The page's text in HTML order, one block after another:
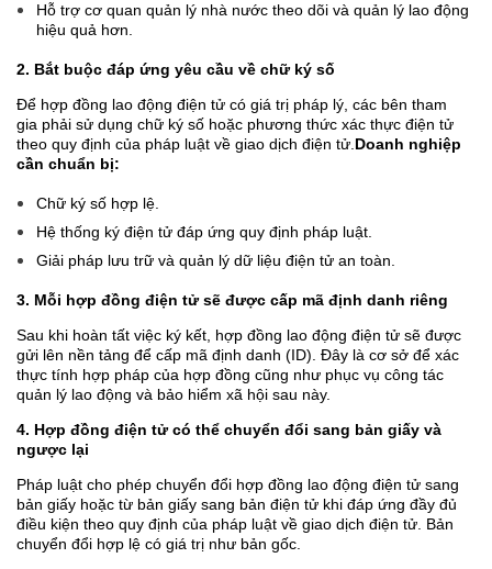
Hỗ trợ cơ quan quản lý nhà nước theo dõi và quản lý lao động
hiệu quả hơn.
2. Bắt buộc đáp ứng yêu cầu về chữ ký số
Để hợp đồng lao động điện tử có giá trị pháp lý, các bên tham
gia phải sử dụng chữ ký số hoặc phương thức xác thực điện tử
theo quy định của pháp luật về giao dịch điện tử. Doanh nghiệp
cần chuẩn bị:
Chữ ký số hợp lệ.
Hệ thống ký điện tử đáp ứng quy định pháp luật.
Giải pháp lưu trữ và quản lý dữ liệu điện tử an toàn.
3. Mỗi hợp đồng điện tử sẽ được cấp mã định danh riêng
Sau khi hoàn tất việc ký kết, hợp đồng lao động điện tử sẽ được
gửi lên nền tảng để cấp mã định danh (ID). Đây là cơ sở để xác
thực tính hợp pháp của hợp đồng cũng như phục vụ công tác
quản lý lao động và bảo hiểm xã hội sau này.
4. Hợp đồng điện tử có thể chuyển đổi sang bản giấy và
ngược lại
Pháp luật cho phép chuyển đổi hợp đồng lao động điện tử sang
bản giấy hoặc từ bản giấy sang bản điện tử khi đáp ứng đầy đủ
điều kiện theo quy định của pháp luật về giao dịch điện tử. Bản
chuyển đổi hợp lệ có giá trị như bản gốc.